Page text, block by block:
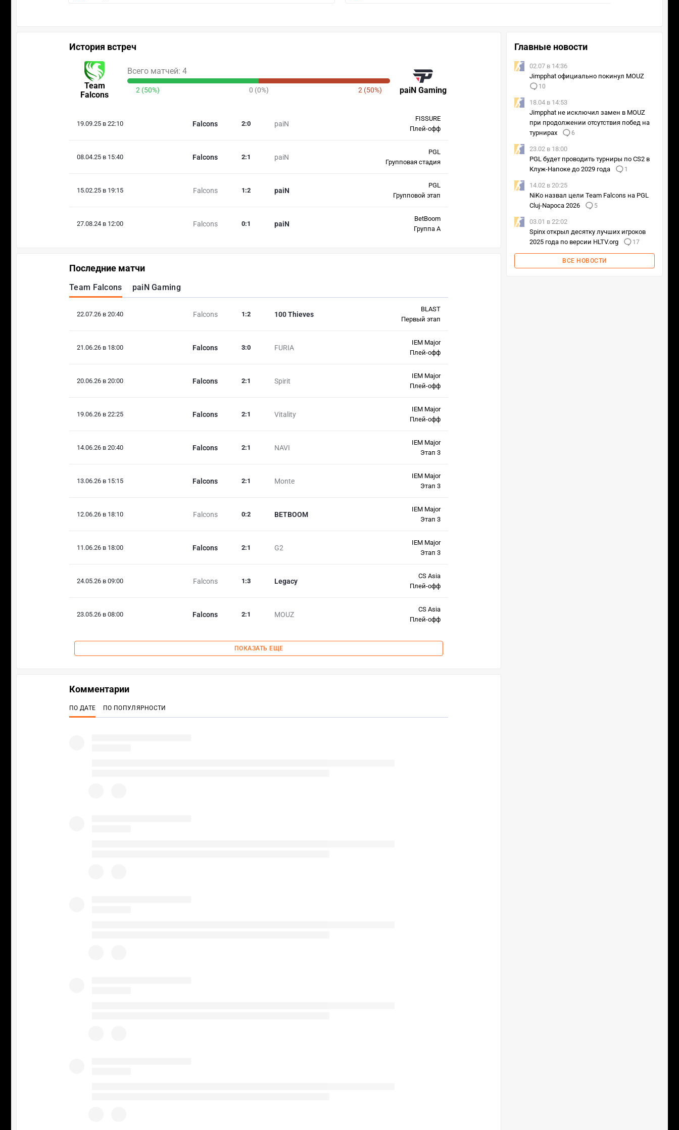
История встреч
Team
Falcons
paiN Gaming
Всего матчей: 4
2 (50%) 0 (0%) 2 (50%)
19.09.25 в 22:10 Falcons paiN
2:0
FISSURE
Плей-офф
08.04.25 в 15:40 Falcons paiN
2:1
PGL
Групповая стадия
15.02.25 в 19:15 Falcons paiN
1 :2
PGL
Групповой этап
27.08.24 в 12:00 Falcons paiN
0:1
BetBoom
Группа A
Последние матчи
Team Falcons paiN Gaming
22.07.26 в 20:40 Falcons 100 Thieves
1 :2
BLAST
Первый этап
21.06.26 в 18:00 Falcons FURIA
3:0
IEM Major
Плей-офф
20.06.26 в 20:00 Falcons Spirit
2:1
IEM Major
Плей-офф
19.06.26 в 22:25 Falcons Vitality
2:1
IEM Major
Плей-офф
14.06.26 в 20:40 Falcons NAVI
2:1
IEM Major
Этап 3
13.06.26 в 15:15 Falcons Monte
2:1
IEM Major
Этап 3
12.06.26 в 18:10 Falcons BETBOOM
0:2
IEM Major
Этап 3
11.06.26 в 18:00 Falcons G2
2:1
IEM Major
Этап 3
24.05.26 в 09:00 Falcons Legacy
1 :3
CS Asia
Плей-офф
23.05.26 в 08:00 Falcons MOUZ
2:1
CS Asia
Плей-офф
ПОКАЗАТЬ ЕЩЕ
Главные новости
02.07 в 14:36
Jimpphat официально покинул MOUZ
10
18.04 в 14:53
Jimpphat не исключил замен в MOUZ
при продолжении отсутствия побед на
турнирах
6
23.02 в 18:00
PGL будет проводить турниры по CS2 в
Клуж-Напоке до 2029 года
1
14.02 в 20:25
NiKo назвал цели Team Falcons на PGL
Cluj-Napoca 2026
5
03.01 в 22:02
Spinx открыл десятку лучших игроков
2025 года по версии HLTV.org
17
ВСЕ НОВОСТИ
Комментарии
ПО ДАТЕ ПО ПОПУЛЯРНОСТИ